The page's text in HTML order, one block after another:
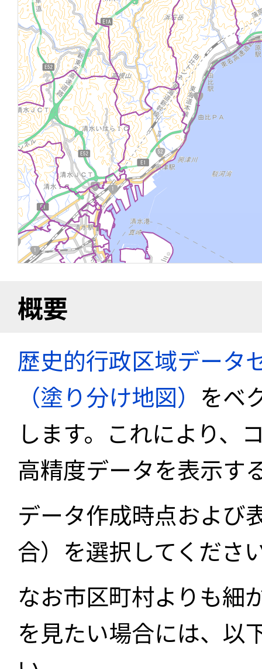
概要
歴史的行政区域データ
（塗り分け地図） をベ
します。これにより、
高精度データを表示す
データ作成時点および
合）を選択してくださ
なお市区町村よりも細
を見たい場合には、以